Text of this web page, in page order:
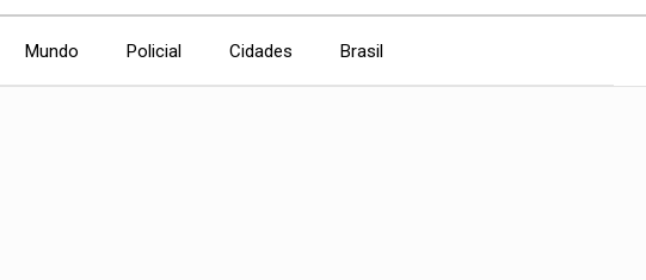
Mundo Policial Cidades Brasil